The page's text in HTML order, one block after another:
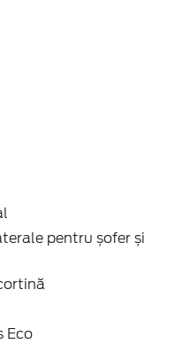
pentru șofer și
Eco